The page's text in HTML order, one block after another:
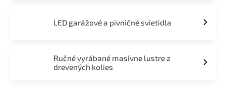
LED garážové a pivničné svietidla
Ručné vyrábané masívne lustre z
drevených kolies